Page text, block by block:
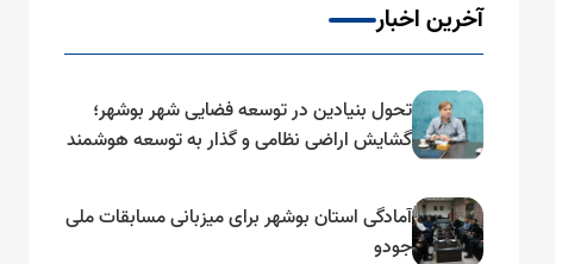
آخرین اخبار
تحول بنیادین در توسعه فضایی شهر بوشهر؛
گشایش اراضی نظامی و گذار به توسعه هوشمند
آمادگی استان بوشهر برای میزبانی مسابقات ملی
جودو